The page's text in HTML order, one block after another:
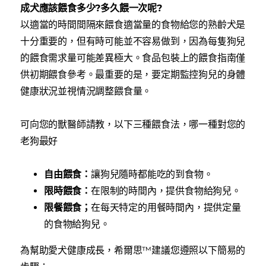
成犬應該餵食多少?多久餵一次呢?
以適當的時間間隔來餵食適當量的食物給您的熟齡犬是
十分重要的，但有時可能並不容易做到，因為每隻狗兒
的餵食需求量可能差異極大。食品包裝上的餵食指南僅
供初期餵食參考。最重要的是，要定期監控狗兒的身體
健康狀況並視情況調整餵食量。
可向您的獸醫師請教，以下三種餵食法，哪一種對您的
老狗最好
自由餵食： 讓狗兒隨時都能吃的到食物。
限時餵食： 在限制的時間內，提供食物給狗兒。
限餐餵食； 在每天特定的用餐時間內，提供定量
的食物給狗兒。
為幫助愛犬健康成長，希爾思™建議您遵照以下簡易的